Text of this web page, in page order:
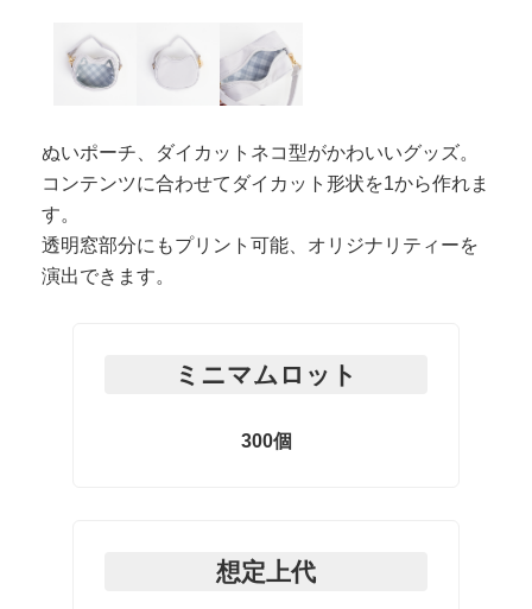
ぬいポーチ、ダイカットネコ型がかわいいグッズ。
コンテンツに合わせてダイカット形状を1から作れま
す。
透明窓部分にもプリント可能、オリジナリティーを
演出できます。
ミニマムロット
300個
想定上代